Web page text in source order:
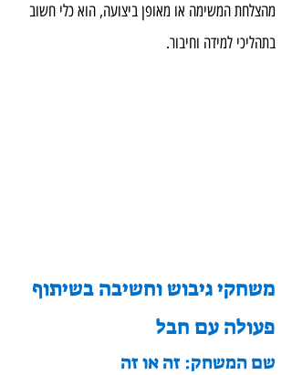
מהצלחת המשימה או מאופן ביצועה, הוא כלי חשוב
בתהליכי למידה וחיבור.
משחקי גיבוש וחשיבה בשיתוף
פעולה עם חבל
שם המשחק: זה או זה